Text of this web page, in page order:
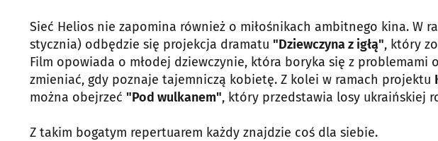
Sieć Helios nie zapomina również o miłośnikach ambitnego kina. W
stycznia) odbędzie się projekcja dramatu "Dziewczyna z igłą", który
Film opowiada o młodej dziewczynie, która boryka się z problemami
zmieniać, gdy poznaje tajemniczą kobietę. Z kolei w ramach projektu
można obejrzeć "Pod wulkanem", który przedstawia losy ukraińskiej
Z takim bogatym repertuarem każdy znajdzie coś dla siebie.